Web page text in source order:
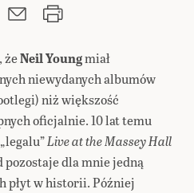
żeNeil Youngmiał
niewydanych albumów
niż większość
oficjalnie. 10 lat temu
Live at the Massey Hall
pozostaje dla mnie jedną
płyt w historii. Później